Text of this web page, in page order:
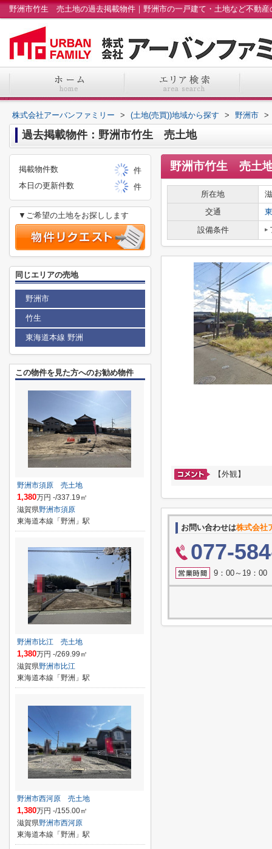
株式会社アーバンファミリー > (土地(売買))地域から探す > 野洲市 >
過去掲載物件：野洲市竹生 売土地
野洲市竹生 売土
所在地
交通
設備条件
【外観】
お問い合わせは株式会社
077-
9：00～19：00
掲載物件数
件
本日の更新件数
件
▼ご希望の土地をお探しします
同じエリアの売地
野洲市
竹生
東海道本線 野洲
この物件を見た方へのお勧め物件
野洲市須原 売土地
1,380万円 -/337.19㎡
滋賀県野洲市須原
東海道本線「野洲」駅
野洲市比江 売土地
1,380万円 -/269.99㎡
滋賀県野洲市比江
東海道本線「野洲」駅
野洲市西河原 売土地
1,380万円 -/155.00㎡
滋賀県野洲市西河原
東海道本線「野洲」駅